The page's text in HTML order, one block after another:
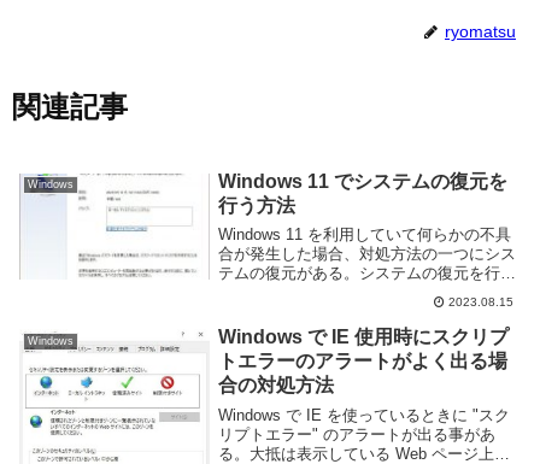
ryomatsu
関連記事
Windows
Windows 11 でシステムの復元を
行う方法
Windows 11 を利用していて何らかの不具
合が発生した場合、対処方法の一つにシス
テムの復元がある。システムの復元を行う
と Windows を予め保存した以前の状態に
戻すことができるため、不具合発生前に戻
すことも可能だ。このページでは ...
2023.08.15
Windows
Windows で IE 使用時にスクリプ
トエラーのアラートがよく出る場
合の対処方法
Windows で IE を使っているときに "スク
リプトエラー" のアラートが出る事があ
る。大抵は表示している Web ページ上の